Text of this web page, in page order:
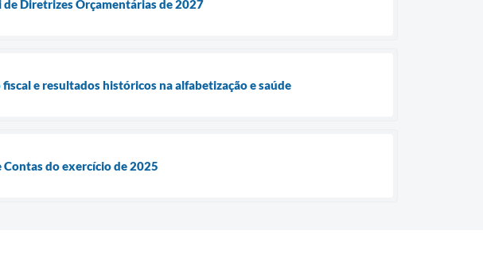
Diretrizes Orçamentárias de 2027
e resultados históricos na alfabetização e saúde
do exercício de 2025